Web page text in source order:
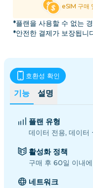
eSIM 구매
*플랜을 사용할 수 없는
*안전한 결제가 보장됩니
기능 설명
호환성 확인
플랜 유형
데이터 전용, 데이터
활성화 정책
구매 후 60일 이내
네트워크